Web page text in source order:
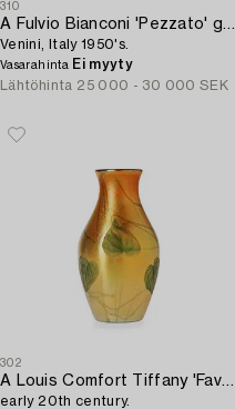
310
A Fulvio Bianconi 'Pezzato' glass vase,
Venini, Italy 1950's.
Vasarahinta Ei myyty
Lähtöhinta 25 000 - 30 000 SEK
302
A Louis Comfort Tiffany 'Favrile' vase,
early 20th century.